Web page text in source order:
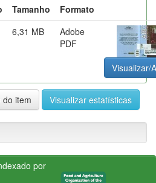
Tamanho
Formato
6,31 MB
Adobe
PDF
Visualizar/
do item Visualizar estatísticas
por